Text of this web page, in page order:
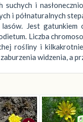
suchych i
i półnaturalnych
lasów. Jest gatunkiem
Liczba
rośliny i
widzenia, a